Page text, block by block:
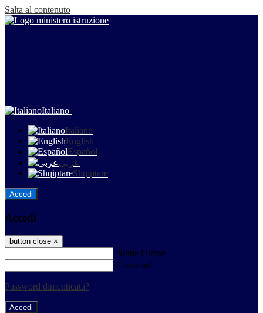
Salta al contenuto
Italiano
Italiano
English
Español
عربى
Shqiptare
Accedi
Accedi
button close ×
Nome Utente
Password
Password dimenticata?